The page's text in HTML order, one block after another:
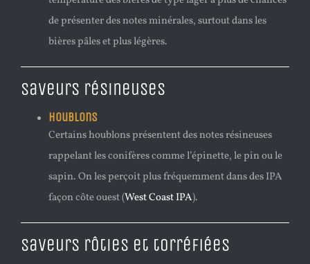
de présenter des notes minérales, surtout dans les
bières pâles et plus légères.
Saveurs résineuses
Houblons
Certains houblons présentent des notes résineuses
rappelant les conifères comme l’épinette, le pin ou le
sapin. On les perçoit plus fréquemment dans des IPA
façon côte ouest (West Coast IPA).
Saveurs rôties et torréfiées